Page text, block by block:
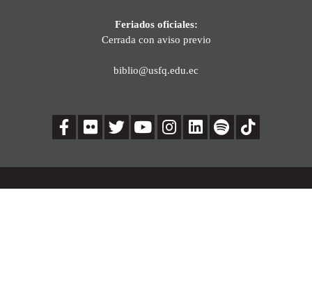
Feriados oficiales:
Cerrada con aviso previo
biblio@usfq.edu.ec